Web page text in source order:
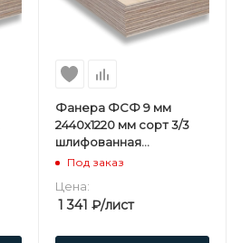
Фанера ФСФ 9 мм
2440х1220 мм сорт 3/3
шлифованная
березовая
Под заказ
Цена:
1 341 ₽/лист